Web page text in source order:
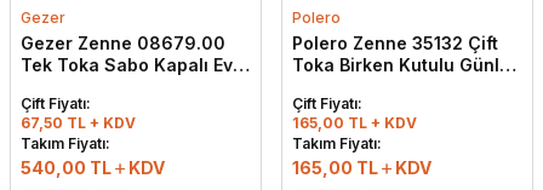
Gezer
Gezer Zenne 08679.00
Tek Toka Sabo Kapalı Eva
Çift Fiyatı:
67,50 TL + KDV
Takım Fiyatı:
540,00 TL KDV
Polero
Polero Zenne 35132 Çift
Toka Birken Kutulu Günlük
Çift Fiyatı:
165,00 TL + KDV
Takım Fiyatı:
165,00 TL KDV